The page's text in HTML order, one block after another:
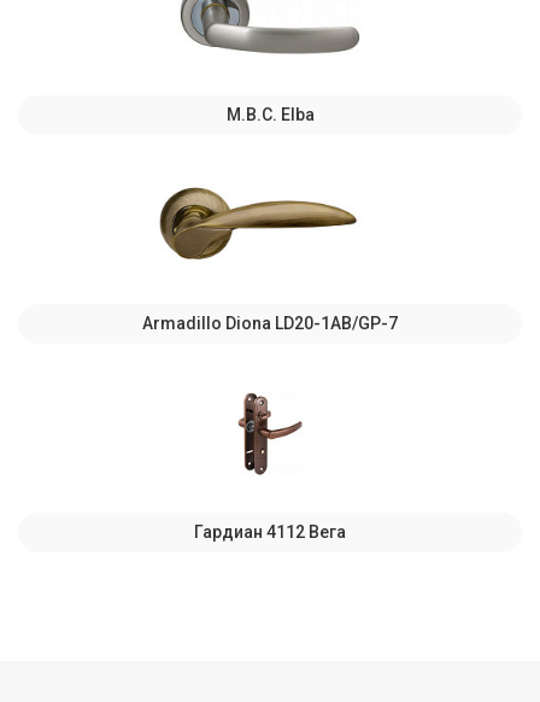
M.B.C. Elba
Armadillo Diona LD20-1AB/GP-7
Гардиан 4112 Вега